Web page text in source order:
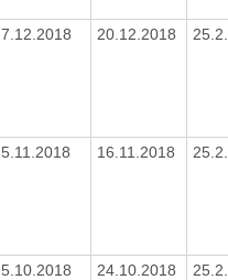
7.12.2018 20.12.2018
5.11.2018 16.11.2018
5.10.2018 24.10.2018